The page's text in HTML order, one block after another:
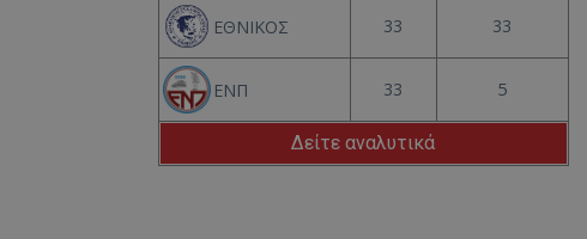
ΕΘΝΙΚΟΣ 33 33
ΕΝΠ 33 5
Δείτε αναλυτικά